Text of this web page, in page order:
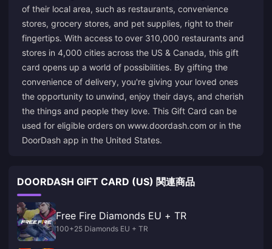
of their local area, such as restaurants, convenience
stores, grocery stores, and pet supplies, right to their
fingertips. With access to over 310,000 restaurants and
stores in 4,000 cities across the US & Canada, this gift
card opens up a world of possibilities. By gifting the
convenience of delivery, you're giving your loved ones
the opportunity to unwind, enjoy their days, and cherish
the things and people they love. This Gift Card can be
used for eligible orders on www.doordash.com or in the
DoorDash app in the United States.
DOORDASH GIFT CARD (US) 関連商品
Free Fire Diamonds EU + TR
100+25 Diamonds EU + TR